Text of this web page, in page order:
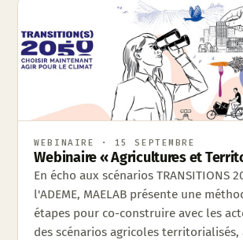
WEBINAIRE · 15 SEPTEMBRE
Webinaire « Agricultures et
En écho aux scénarios TRANSITIONS
l'ADEME, MAELAB présente une
étapes pour co-construire avec les
des scénarios agricoles territorialisés,